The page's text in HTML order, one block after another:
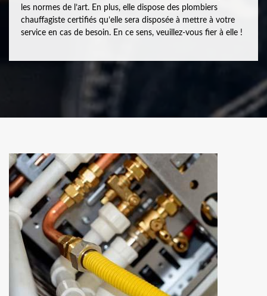
les normes de l’art. En plus, elle dispose des plombiers
chauffagiste certifiés qu’elle sera disposée à mettre à votre
service en cas de besoin. En ce sens, veuillez-vous fier à elle !